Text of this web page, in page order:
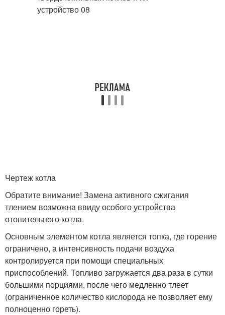
Чертеж котла
Обратите внимание! Замена активного сжигания
тлением возможна ввиду особого устройства
отопительного котла.
Основным элементом котла является топка, где горение
ограничено, а интенсивность подачи воздуха
контролируется при помощи специальных
приспособлений. Топливо загружается два раза в сутки
большими порциями, после чего медленно тлеет
(ограниченное количество кислорода не позволяет ему
полноценно гореть).